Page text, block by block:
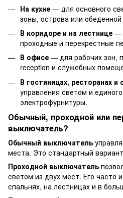
На кухне — для основного
зоны, острова или
В коридоре и на лестнице —
проходные и перекрестные
В офисе — для рабочих зон,
reception и служебных
В гостиницах, ресторанах и
управления светом и
электрофурнитуры.
Обычный, проходной или
выключатель?
Обычный выключатель
места. Это стандартный
Проходной выключатель
светом из двух мест. Его часто
спальнях, на лестницах и в